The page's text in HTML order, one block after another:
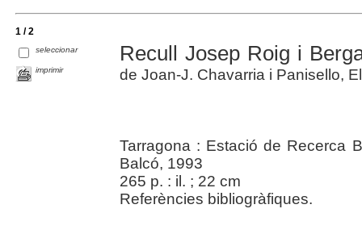
1 / 2
seleccionar
imprimir
Recull Josep Roig i
de Joan-J. Chavarria i Panisello,
Tarragona : Estació de Recerca
Balcó, 1993
265 p. : il. ; 22 cm
Referències bibliogràfiques.